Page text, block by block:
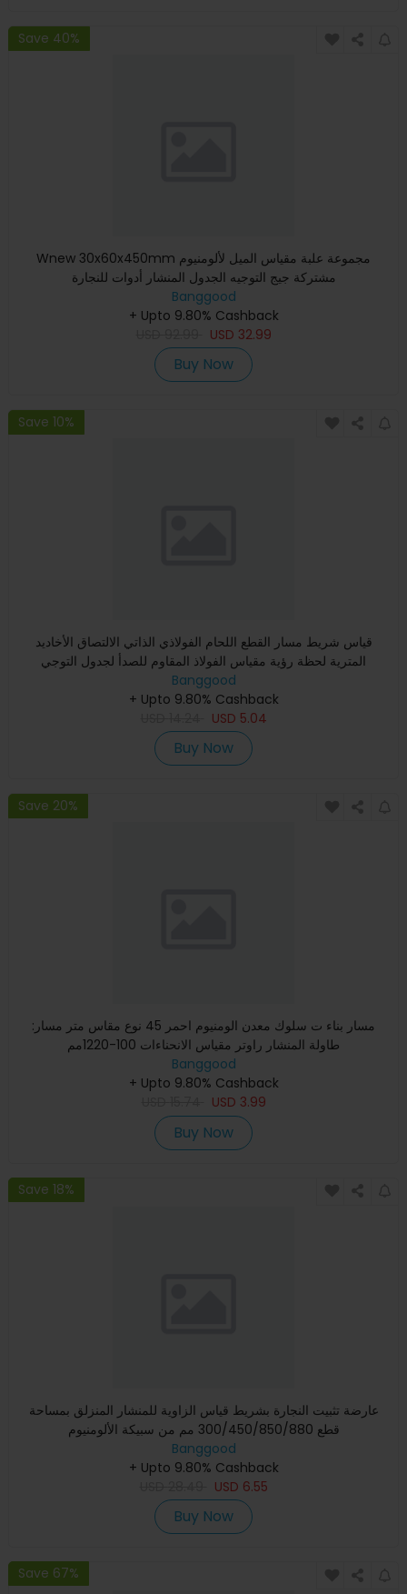
Save 40%
Wnew 30x60x450mm مجموعة علبة مقياس الميل لألومنيوم
مشتركة جيج التوجيه الجدول المنشار أدوات للنجارة
Banggood
+ Upto 9.80% Cashback
USD 32.99
Buy Now
Save 10%
قياس شريط مسار القطع اللحام الفولاذي الذاتي الالتصاق الأخاديد
المترية لحظة رؤية مقياس الفولاذ المقاوم للصدأ لجدول التوجي
Banggood
+ Upto 9.80% Cashback
USD 5.04
Buy Now
Save 20%
:مسار بناء ت سلوك معدن الومنيوم احمر 45 نوع مقاس متر مسار
طاولة المنشار راوتر مقياس الانحناءات 100-1220مم
Banggood
+ Upto 9.80% Cashback
USD 3.99
Buy Now
Save 18%
عارضة تثبيت النجارة بشريط قياس الزاوية للمنشار المنزلق بمساحة
قطع 300/450/850/880 مم من سبيكة الألومنيوم
Banggood
+ Upto 9.80% Cashback
USD 6.55
Buy Now
Save 67%